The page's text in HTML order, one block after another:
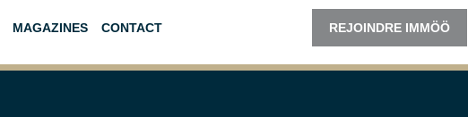
MAGAZINES CONTACT REJOINDRE IMMÖÖ